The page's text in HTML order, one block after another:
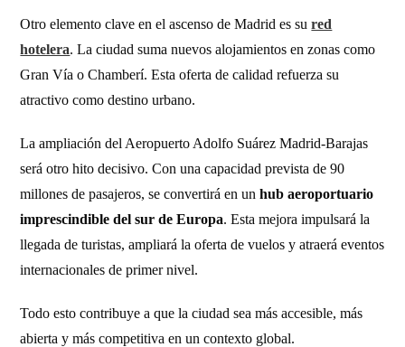
Otro elemento clave en el ascenso de Madrid es sured
hotelera. La ciudad suma nuevos alojamientos en zonas como
Gran Vía o Chamberí. Esta oferta de calidad refuerza su
atractivo como destino urbano.
La ampliación del Aeropuerto Adolfo Suárez Madrid-Barajas
será otro hito decisivo. Con una capacidad prevista de 90
millones de pasajeros, se convertirá en unhub aeroportuario
imprescindible del sur de Europa. Esta mejora impulsará la
llegada de turistas, ampliará la oferta de vuelos y atraerá eventos
internacionales de primer nivel.
Todo esto contribuye a que la ciudad sea más accesible, más
abierta y más competitiva en un contexto global.